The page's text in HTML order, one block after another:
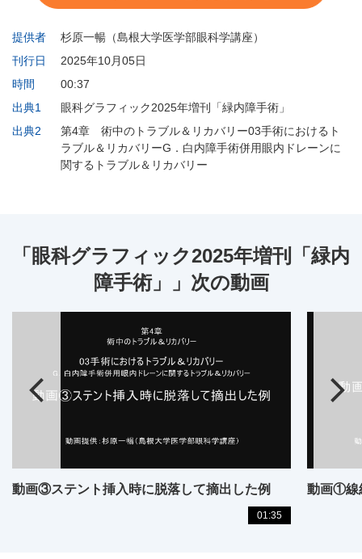
提供者
杉原一暢（島根大学医学部眼科学講座）
刊行日
2025年10月05日
時間
00:37
出典1
眼科グラフィック2025年増刊「緑内障手術」
出典2
第4章 術中のトラブル＆リカバリー03手術におけるト
ラブル＆リカバリーG．白内障手術併用眼内ドレーンに
関するトラブル＆リカバリー
「眼科グラフィック2025年増刊「緑内
障手術」」次の動画
動画③ステント挿入時に脱落して摘出した例
01:35